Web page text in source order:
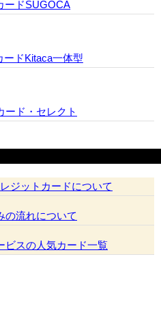
ードSUGOCA
ードKitaca一体型
ード・セレクト
ジットカードについて
の流れについて
ビスの人気カード一覧